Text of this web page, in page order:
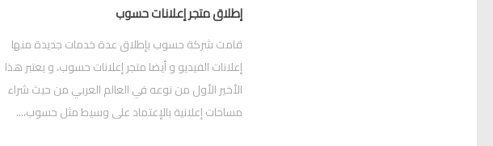
إطلاق متجر إعلانات حسوب
قامت شركة حسوب بإطلاق عدة خدمات جديدة منها
إعلانات الفيديو و أيضا متجر إعلانات حسوب، و يعتبر هذا
الأخير الأول من نوعه في العالم العربي من حيث شراء
مساحات إعلانية بالإعتماد على وسيط مثل حسوب،...